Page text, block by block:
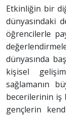
Etkinliğin bir
dünyasındaki
öğrencilerle
dünyasında
kişisel
sağlamanın
becerilerinin iş
gençlerin